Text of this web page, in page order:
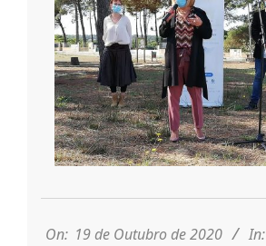
19
On: 19 de Outubro de 2020 In: